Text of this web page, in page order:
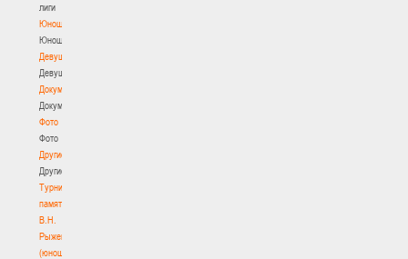
лиги
Юноши
Юноши
Девушки
Девушки
Документы
Документы
Фото
Фото
Другие
Другие
Турнир
памяти
В.Н.
Рыженкова
(юноши)